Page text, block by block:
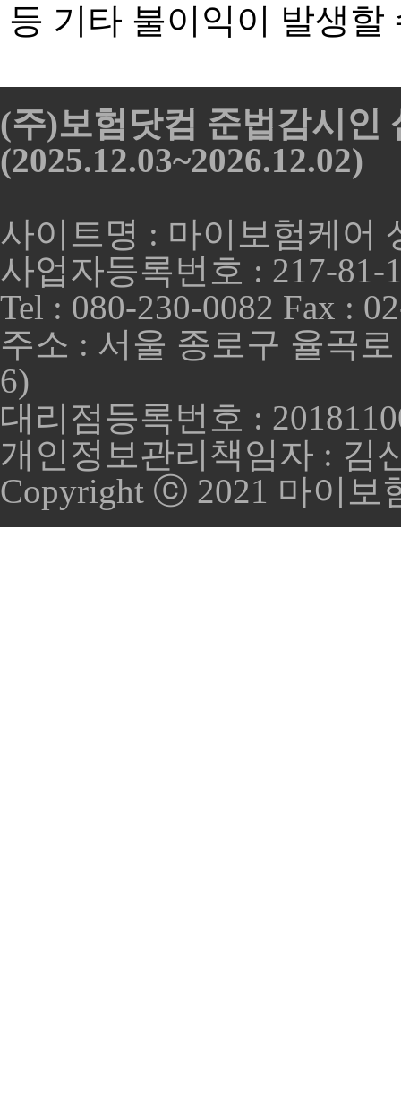
등 기타 불이익이 발생할
(주)보험닷컴 준법감시인
(2025.12.03~2026.12.02)
사이트명 : 마이보험케어
사업자등록번호 : 217-81-
Tel : 080-230-0082 Fax :
주소 : 서울 종로구 율곡
6)
대리점등록번호 :
개인정보관리책임자 : 김
Copyright ⓒ 2021 마이보